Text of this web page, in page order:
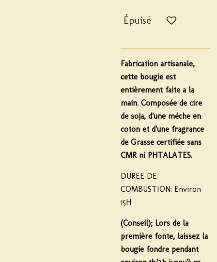
Épuisé
Fabrication artisanale,
cette bougie est
entièrement faite a la
main. Composée de cire
de soja, d'une méche en
coton et d'une fragrance
de Grasse certifiée sans
CMR ni PHTALATES.
DUREE DE
COMBUSTION: Environ
15H
(Conseil); Lors de la
première fonte, laissez la
bougie fondre pendant